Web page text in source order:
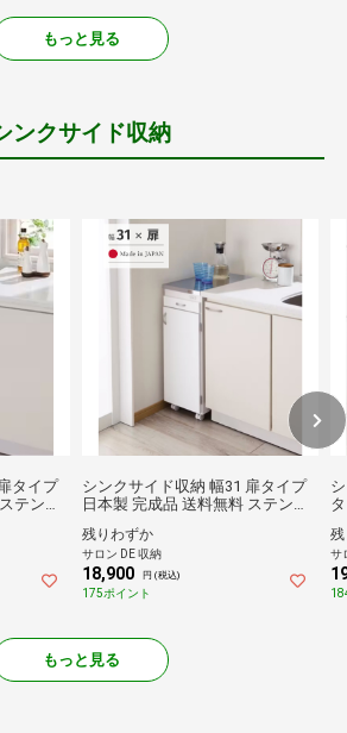
もっと見る
ンクサイド収納
タイプ
テンレ
ワゴン
シンクサイド収納 幅31 扉タイプ
日本製 完成品 送料無料 ステンレ
ター付き コンセント付き ワゴン
すきま キッチン収納
残りわずか
サロン DE 収納
18,900 円 (税込)
175ポイント
サ
もっと見る